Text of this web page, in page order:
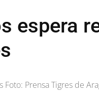
espera
Prensa Tigres de